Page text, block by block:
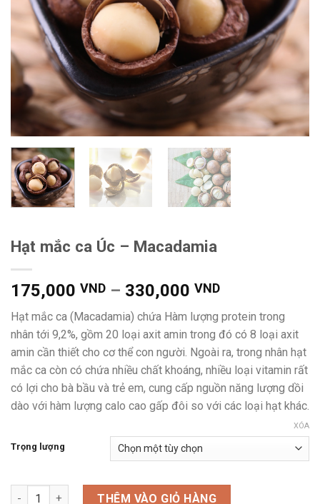
Hạt mắc ca Úc – Macadamia
175,000 VND – 330,000 VNDKhoảng
từ
175,000
đến
330,000
Hạt mắc ca (Macadamia) chứa Hàm lượng protein trong
nhân tới 9,2%, gồm 20 loại axit amin trong đó có 8 loại axit
amin cần thiết cho cơ thể con người. Ngoài ra, trong nhân hạt
mắc ca còn có chứa nhiều chất khoáng, nhiều loại vitamin rất
có lợi cho bà bầu và trẻ em, cung cấp nguồn năng lượng dồi
dào với hàm lượng calo cao gấp đôi so với các loại hạt khác.
Trọng lượng
XÓA
Hạt mắc ca Úc - Macadamia số lượng
THÊM VÀO GIỎ HÀNG